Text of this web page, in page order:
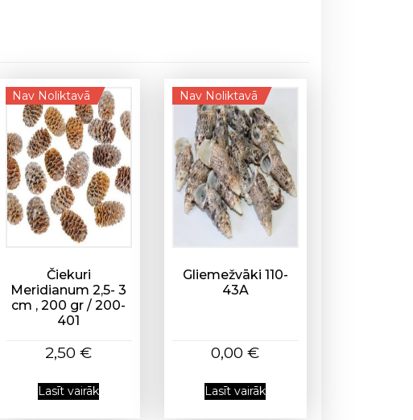
Nav Noliktavā
Čiekuri
Meridianum 2,5- 3
cm , 200 gr / 200-
401
2,50€
Lasīt vairāk
Nav Noliktavā
Gliemežvāki 110-
43A
0,00€
Lasīt vairāk